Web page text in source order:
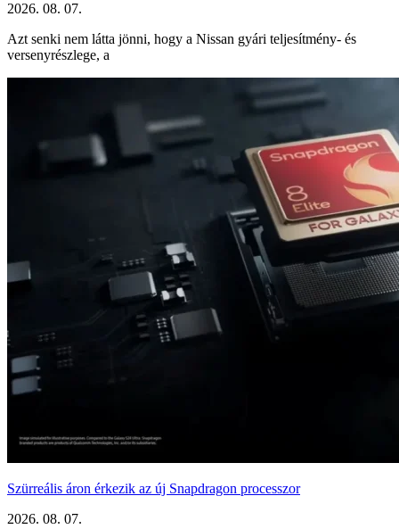
2026. 08. 07.
Azt senki nem látta jönni, hogy a Nissan gyári teljesítmény- és
versenyrészlege, a
Szürreális áron érkezik az új Snapdragon processzor
2026. 08. 07.